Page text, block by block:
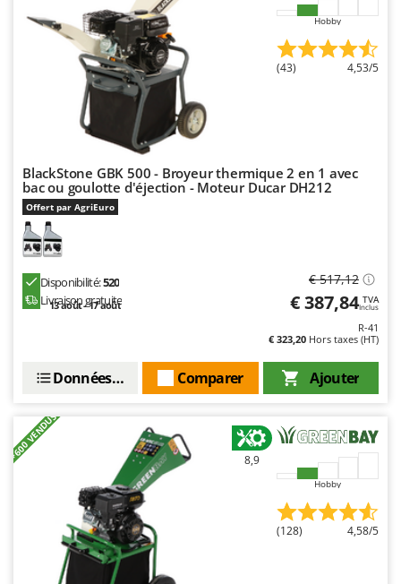
Ninja
Novatec
Novital
NuAir
NuovaFac
O
Officine Savioli
Oliviero
Olix
OMA
Omas
Ompagrill
Oriental Koshin
Outdoorchef
P
Palumbo Pavi
Partisani
Paterlini
Philips
Pramac
Hobby
(43) 4,53/5
BlackStone GBK 500 - Broyeur thermique 2 en 1 avec
bac ou goulotte d'éjection - Moteur Ducar DH212
Offert par AgriEuro
Disponibilité:520
Livraison gratuite
13 août - 17 août
€ 517,12
€ 387,84 TVA
Inclus
R-41
€ 323,20 Hors taxes (HT)
Ajouter
Comparer
Données techniques
+600 VENDUS 8,9
Hobby
(128) 4,58/5